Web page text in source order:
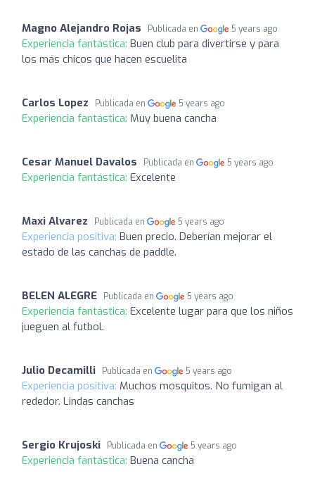
Magno Alejandro Rojas Publicada en 5 years ago
Experiencia fantástica: Buen club para divertirse y para
los más chicos que hacen escuelita
Carlos Lopez Publicada en 5 years ago
Experiencia fantástica: Muy buena cancha
Cesar Manuel Davalos Publicada en 5 years ago
Experiencia fantástica: Excelente
Maxi Alvarez Publicada en 5 years ago
Experiencia positiva: Buen precio. Deberían mejorar el
estado de las canchas de paddle.
BELEN ALEGRE Publicada en 5 years ago
Experiencia fantástica: Excelente lugar para que los niños
jueguen al futbol.
Julio Decamilli Publicada en 5 years ago
Experiencia positiva: Muchos mosquitos. No fumigan al
rededor. Lindas canchas
Sergio Krujoski Publicada en 5 years ago
Experiencia fantástica: Buena cancha